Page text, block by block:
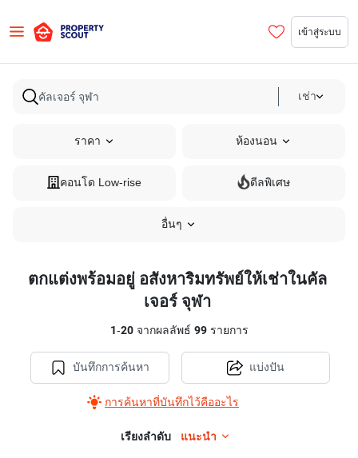
เข้าสู่ระบบ
เช่า
ราคา ห้องนอน
คอนโด Low-rise ดีลพิเศษ
อื่นๆ
ตกแต่งพร้อมอยู่ อสังหาริมทรัพย์ให้เช่าในคัล
เจอร์ จุฬา
1-20จากผลลัพธ์ 99รายการ
บันทึกการค้นหา
การค้นหาที่บันทึกไว้คืออะไร
แบ่งปัน
เรียงลำดับ แนะนำ